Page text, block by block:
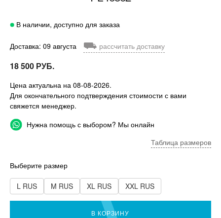
В наличии, доступно для заказа
Доставка: 09 августа ⛟ рассчитать доставку
18 500 РУБ.
Цена актуальна на 08-08-2026.
Для окончательного подтверждения стоимости с вами
свяжется менеджер.
Нужна помощь с выбором? Мы онлайн
Таблица размеров
Выберите размер
L RUS M RUS XL RUS XXL RUS
В КОРЗИНУ